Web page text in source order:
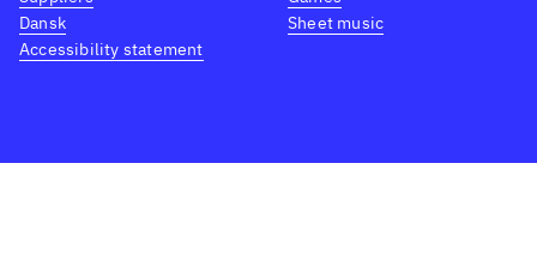
forfatter som Nick Hornby.
Dansk
Accessibility statement
Sheet music